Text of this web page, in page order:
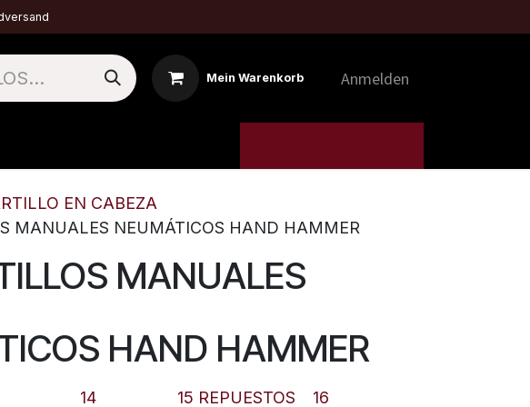
Mein Warenkorb Anmelden
EN CABEZA
MANUALES NEUMÁTICOS HAND HAMMER
MANUALES
HAND HAMMER
14
15 REPUESTOS
16